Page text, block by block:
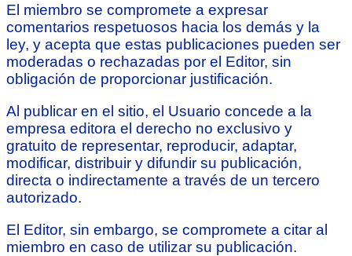
El miembro se compromete a expresar
comentarios respetuosos hacia los demás y la
ley, y acepta que estas publicaciones pueden ser
moderadas o rechazadas por el Editor, sin
obligación de proporcionar justificación.
Al publicar en el sitio, el Usuario concede a la
empresa editora el derecho no exclusivo y
gratuito de representar, reproducir, adaptar,
modificar, distribuir y difundir su publicación,
directa o indirectamente a través de un tercero
autorizado.
El Editor, sin embargo, se compromete a citar al
miembro en caso de utilizar su publicación.